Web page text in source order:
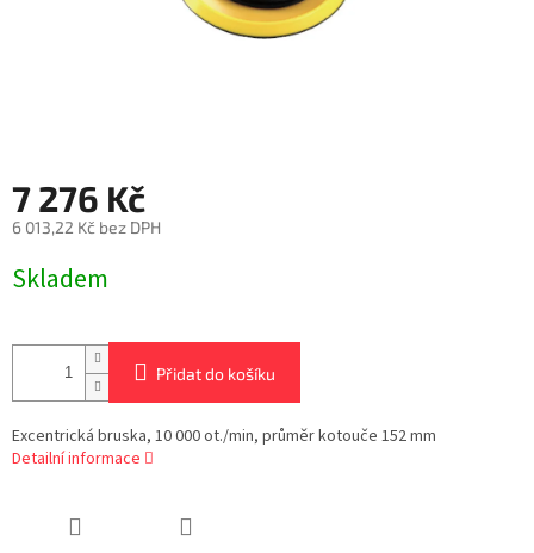
7 276 Kč
6 013,22 Kč bez DPH
cena:
Skladem
Přidat do košíku
Excentrická bruska, 10 000 ot./min, průměr kotouče 152 mm
Detailní informace